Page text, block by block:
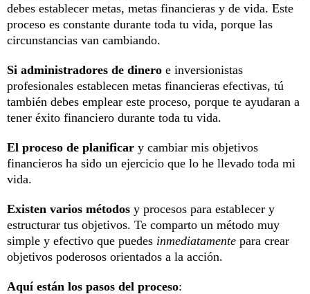
debes establecer metas, metas financieras y de vida. Este
proceso es constante durante toda tu vida, porque las
circunstancias van cambiando.
Si administradores de dinero e inversionistas
profesionales establecen metas financieras efectivas, tú
también debes emplear este proceso, porque te ayudaran a
tener éxito financiero durante toda tu vida.
El proceso de planificar y cambiar mis objetivos
financieros ha sido un ejercicio que lo he llevado toda mi
vida.
Existen varios métodos y procesos para establecer y
estructurar tus objetivos. Te comparto un método muy
simple y efectivo que puedes inmediatamente para crear
objetivos poderosos orientados a la acción.
Aquí están los pasos del proceso: